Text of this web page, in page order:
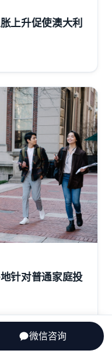
上升促使澳大利
针对普通家庭投
微信咨询